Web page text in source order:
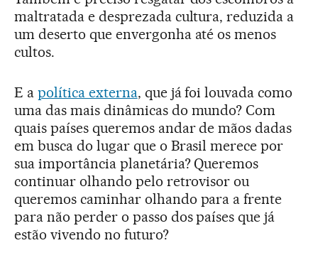
maltratada e desprezada cultura, reduzida a
um deserto que envergonha até os menos
cultos.
E a política externa, que já foi louvada como
uma das mais dinâmicas do mundo? Com
quais países queremos andar de mãos dadas
em busca do lugar que o Brasil merece por
sua importância planetária? Queremos
continuar olhando pelo retrovisor ou
queremos caminhar olhando para a frente
para não perder o passo dos países que já
estão vivendo no futuro?